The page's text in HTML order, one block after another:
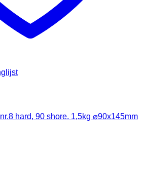
hard, 90 shore. 1,5kg ⌀90x145mm